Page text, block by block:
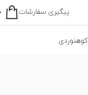
پیگیری سفارشات